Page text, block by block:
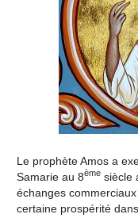
Le prophète Amos a
Samarie au 8èmesiècle
échanges
certaine prospérité